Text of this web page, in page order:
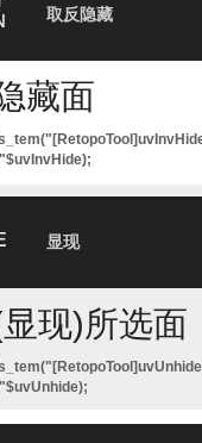
取反隐藏
藏面
显现
现)所选面